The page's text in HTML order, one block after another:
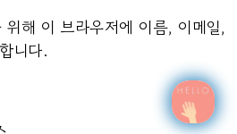
해 이 브라우저에 이름, 이메일,
니다.